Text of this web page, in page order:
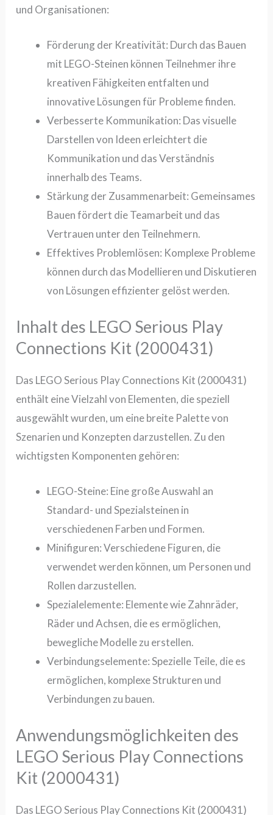
und Organisationen:
Förderung der Kreativität: Durch das Bauen
mit LEGO-Steinen können Teilnehmer ihre
kreativen Fähigkeiten entfalten und
innovative Lösungen für Probleme finden.
Verbesserte Kommunikation: Das visuelle
Darstellen von Ideen erleichtert die
Kommunikation und das Verständnis
innerhalb des Teams.
Stärkung der Zusammenarbeit: Gemeinsames
Bauen fördert die Teamarbeit und das
Vertrauen unter den Teilnehmern.
Effektives Problemlösen: Komplexe Probleme
können durch das Modellieren und Diskutieren
von Lösungen effizienter gelöst werden.
Inhalt des LEGO Serious Play
Connections Kit (2000431)
Das LEGO Serious Play Connections Kit (2000431)
enthält eine Vielzahl von Elementen, die speziell
ausgewählt wurden, um eine breite Palette von
Szenarien und Konzepten darzustellen. Zu den
wichtigsten Komponenten gehören:
LEGO-Steine: Eine große Auswahl an
Standard- und Spezialsteinen in
verschiedenen Farben und Formen.
Minifiguren:Verschiedene Figuren, die
verwendet werden können, um Personen und
Rollen darzustellen.
Spezialelemente: Elemente wie Zahnräder,
Räder und Achsen, die es ermöglichen,
bewegliche Modelle zu erstellen.
Verbindungselemente:Spezielle Teile, die es
ermöglichen, komplexe Strukturen und
Verbindungen zu bauen.
Anwendungsmöglichkeiten des
LEGO Serious Play Connections
Kit (2000431)
Das LEGO Serious Play Connections Kit (2000431)